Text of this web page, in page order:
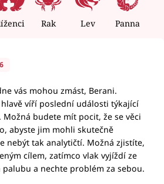
Rak Lev Panna
vás mohou zmást, Berani.
hlavě víří poslední události týkající
Možná budete mít pocit, že se věci
abyste jim mohli skutečně
nebýt tak analytičtí. Možná zjistíte,
cílem, zatímco vlak vyjíždí ze
palubu a nechte problém za sebou.